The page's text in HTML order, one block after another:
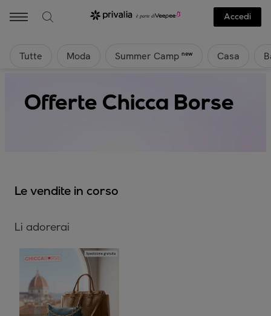
Accedi
Tutte Moda Summer Camp new Casa
Offerte Chicca Borse
Le vendite in corso
Li adorerai